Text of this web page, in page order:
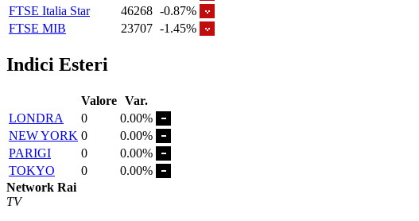
FTSE Italia Star
46268 -0.87%
FTSE MIB
23707 -1.45%
Indici Esteri
Valore Var.
LONDRA
0
0.00%
NEW YORK 0
0.00%
PARIGI
0
0.00%
TOKYO
0
0.00%
Network Rai
TV